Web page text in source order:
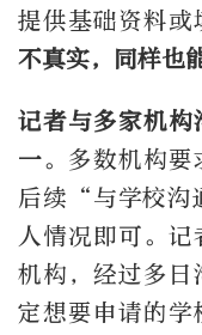
提供基础资料或
不真实，同样也
记者与多家机构
一。多数机构
后续“与学校沟
人情况即可。
机构，经过多日
定想要申请的学